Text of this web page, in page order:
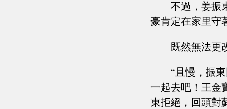
不過，姜振
豪肯定在家里守
既然無法更
“且慢，振
一起去吧！王金
東拒絕，回頭對